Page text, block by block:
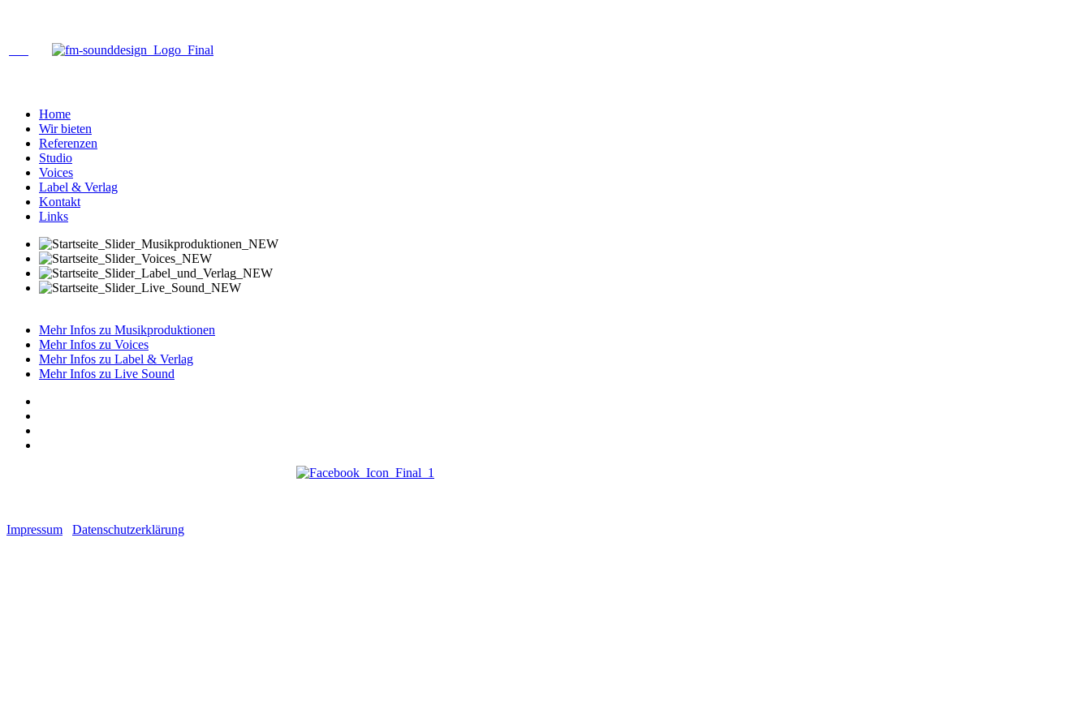
Home
Wir bieten
Referenzen
Studio
Voices
Label & Verlag
Kontakt
Links
Mehr Infos zu Musikproduktionen
Mehr Infos zu Voices
Mehr Infos zu Label & Verlag
Mehr Infos zu Live Sound
Impressum Datenschutzerklärung